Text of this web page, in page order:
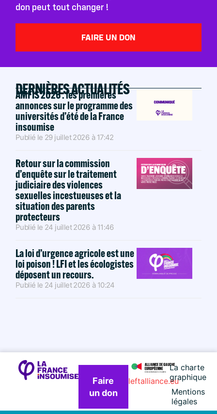
don peut tout changer !
FAIRE UN DON
DERNIÈRES ACTUALITÉS
AMFIS 2026 : les premières
annonces sur le programme des
universités d’été de la France
insoumise
Publié le 29 juillet 2026 à 17:42
Retour sur la commission
d’enquête sur le traitement
judiciaire des violences
sexuelles incestueuses et la
situation des parents
protecteurs
Publié le 24 juillet 2026 à 11:46
La loi d’urgence agricole est une
loi poison ! LFI et les écologistes
déposent un recours.
Publié le 24 juillet 2026 à 10:24
Faire
un don
La charte
graphique
Mentions
légales
leftalliance.eu